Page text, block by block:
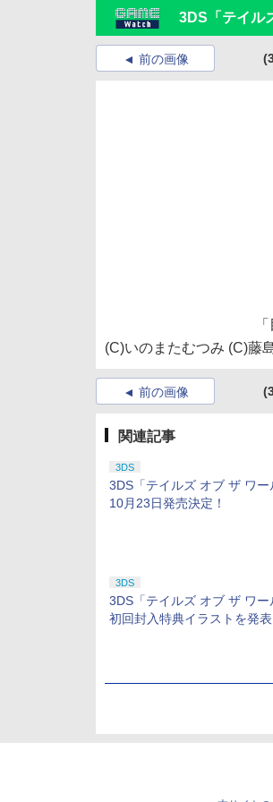
3DS「テイル
前の画像
(C)いのまたむつみ (C)藤
前の画像
関連記事
3DS
3DS「テイルズ オブ ザ ワー
10月23日発売決定！
3DS
3DS「テイルズ オブ ザ ワー
初回封入特典イラストを発表